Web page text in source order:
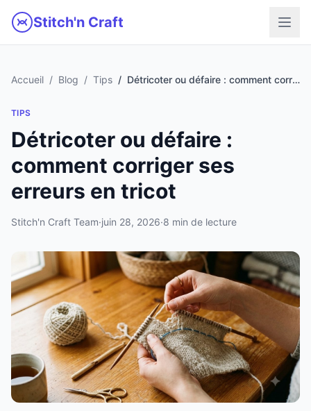
Stitch'n Craft
Accueil Blog Tips Détricoter ou défaire : comment corriger ses erreurs en tricot
TIPS
Détricoter ou défaire :
comment corriger ses
erreurs en tricot
Stitch'n Craft Team·juin 28, 2026·8 min de lecture